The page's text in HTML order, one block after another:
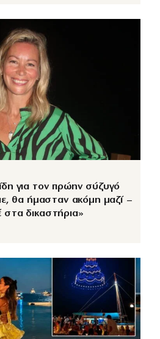
για τον πρώην σύζυγό
θα ήμασταν ακόμη μαζί –
δικαστήρια»